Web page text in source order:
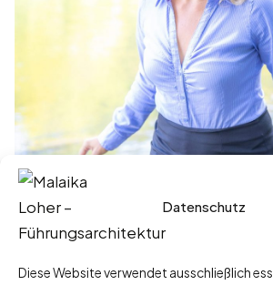
Datenschutz
Diese Website verwendet ausschließlich
Juni 29, 2026
Sommerklarheit statt
ehrlichste Diagnose Ihrer